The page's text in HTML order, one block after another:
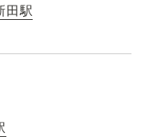
田駅